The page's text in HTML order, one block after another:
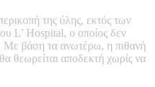
της ύλης, εκτός των
L’ Hospital, ο οποίος δεν
Με βάση τα ανωτέρω, η πιθανή
θεωρείται αποδεκτή χωρίς να